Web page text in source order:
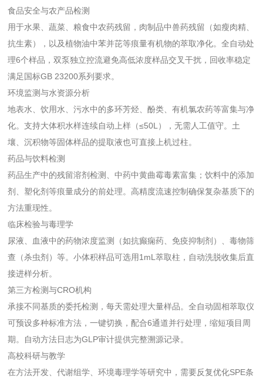
食品安全与农产品检测
用于水果、蔬菜、粮食中农药残留，肉制品中兽药残留（如瘦肉精、
抗生素），以及植物油中苯并芘等痕量有机物的萃取净化。全自动处
理6个样品，双泵独立控流避免高低浓度样品交叉干扰，回收率稳定
满足国标GB 23200系列要求。
环境监测与水资源分析
地表水、饮用水、污水中的多环芳烃、酚类、有机氯农药等富集与净
化。支持大体积水样连续自动上样（≤50L），无需人工值守。土
壤、沉积物等固体样品的提取液也可直接上机过柱。
药品与饮料检测
药品生产中的残留溶剂检测、中药中黄曲霉毒素富集；饮料中的添加
剂、塑化剂等痕量成分的前处理。高精度流速控制确保复杂基质下的
方法重现性。
临床检验与毒理学
尿液、血液中的药物浓度监测（如抗癫痫药、免疫抑制剂）、毒物筛
查（杀虫剂）等。小体积样品可选用1mL萃取柱，自动洗脱收集后直
接进样分析。
第三方检测与CRO机构
承接不同基质的委托检测，每天需处理大量样品。全自动固相萃取仪
可预设多种标准方法，一键切换，配合6通道并行处理，缩短项目周
期。自动方法日志为GLP审计提供完整溯源记录。
高校科研与教学
在方法开发、代谢组学、环境毒理学等研究中，需要反复优化SPE条